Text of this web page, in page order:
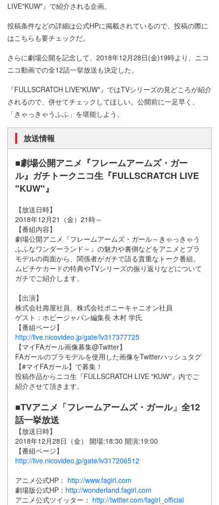
LIVE"KUW"』で紹介される企画。
投稿条件などの詳細は公式HPに掲載されているので、投稿の際に
はこちらも要チェックだ。
さらに劇場公開を記念して、2018年12月28日(金)19時より、ニコ
ニコ動画での全12話一挙放送も決定した。
『FULLSCRATCH LIVE"KUW"』ではTVシリーズの見どころが紹介
されるので、併せてチェックしてほしい。公開前に一足早く、
「きゃっきゃうふふ」を堪能しよう。
放送情報
■劇場公開アニメ『フレームアームズ・ガー
ル』ガチトークニコ生『FULLSCRATCH LIVE
"KUW"』
【放送日時】
2018年12月21（金）21時～
【番組内容】
劇場公開アニメ『フレームアームズ・ガール～きゃっきゃう
ふふなワンダーランド～』の魅力や裏側などをアニメとプラ
モデルの両面から、関係者がガチで語る貴重なトーク番組。
ムビチケカードの特典やTVシリーズの振り返りなどについて
ガチでご紹介します。
【出演】
株式会社壽屋社員、株式会社ポニーキャニオン社員
ゲスト：ホビージャパン編集長 木村 学氏
【番組ページ】
http://live.nicovideo.jp/gate/lv317377725
【マイFAガール画像募集@Twitter】
FAガールのプラモデルを使用した画像をTwitterハッシュタグ
【#マイFAガール】で募集！
投稿作品からニコ生『FULLSCRATCH LIVE "KUW"』内でご
紹介させて頂きます。
■TVアニメ「フレームアームズ・ガール」全12
話一挙放送
【放送日時】
2018年12月28日（金） 開場:18:30 開演:19:00
【番組ページ】
http://live.nicovideo.jp/gate/lv317206512
アニメ公式HP： http://www.fagirl.com
劇場版公式HP： http://wonderland.fagirl.com
アニメ公式ツイッター： http://twitter.com/fagirl_official